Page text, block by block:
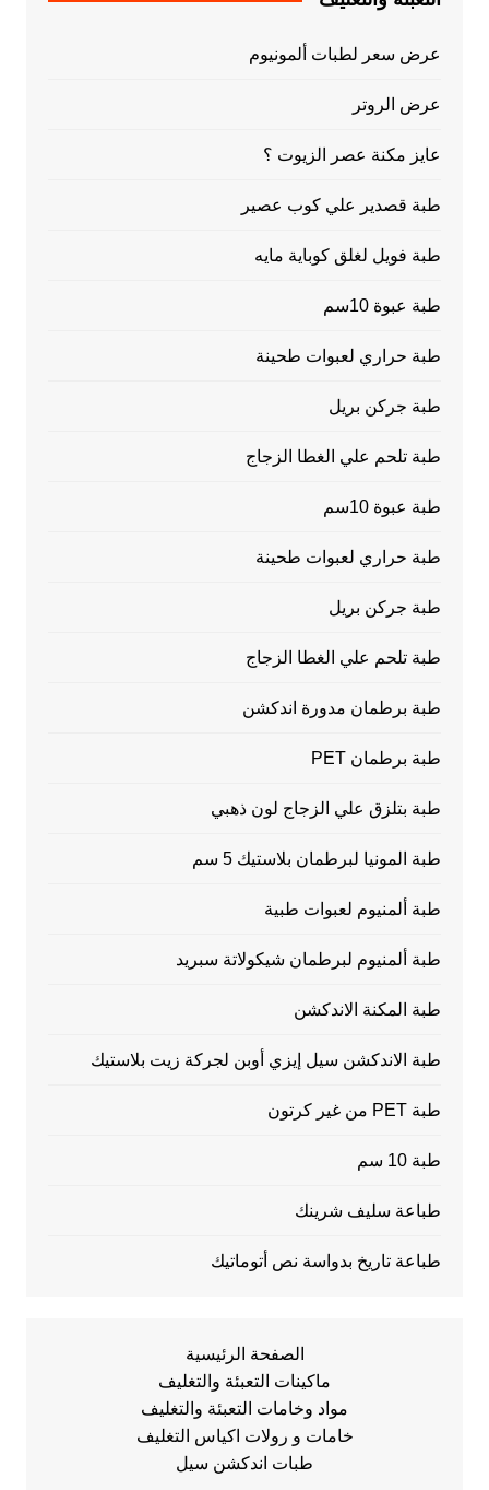
عرض سعر لطبات ألمونيوم
عرض الروتر
عايز مكنة عصر الزيوت ؟
طبة قصدير علي كوب عصير
طبة فويل لغلق كوباية مايه
طبة عبوة 10سم
طبة حراري لعبوات طحينة
طبة جركن بريل
طبة تلحم علي الغطا الزجاج
طبة عبوة 10سم
طبة حراري لعبوات طحينة
طبة جركن بريل
طبة تلحم علي الغطا الزجاج
طبة برطمان مدورة اندكشن
طبة برطمان PET
طبة بتلزق علي الزجاج لون ذهبي
طبة المونيا لبرطمان بلاستيك 5 سم
طبة ألمنيوم لعبوات طبية
طبة ألمنيوم لبرطمان شيكولاتة سبريد
طبة المكنة الاندكشن
طبة الاندكشن سيل إيزي أوبن لجركة زيت بلاستيك
طبة PET من غير كرتون
طبة 10 سم
طباعة سليف شرينك
طباعة تاريخ بدواسة نص أتوماتيك
الصفحة الرئيسية
ماكينات التعبئة والتغليف
مواد وخامات التعبئة والتغليف
خامات و رولات اكياس التغليف
طبات اندكشن سيل